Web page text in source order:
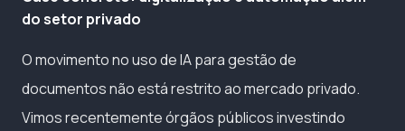
do setor privado
O movimento no uso de IA para gestão de
documentos não está restrito ao mercado privado.
Vimos recentemente órgãos públicos investindo